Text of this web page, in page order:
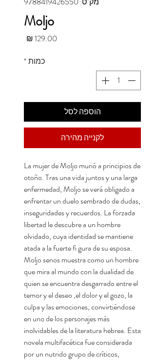
Moljo
כמות*
הוספה לסל
לקנייה מהירה
La mujer de Moljo murió a principios de
otoño. Tras una vida juntos y una larga
enfermedad, Moljo se verá obligado a
enfrentar un duelo sembrado de dudas,
inseguridades y recuerdos. La forzada
libertad le descubre a un hombre
olvidado, cuya identidad se mantiene
atada a la fuerte fi gura de su esposa.
Moljo senos muestra como un hombre
que mira al mundo con la dualidad de
quien se encuentra desgarrado entre el
temor y el deseo ,el dolor y el gozo, la
culpa y las emociones, convirtiéndose
en uno de los personajes más
inolvidables de la literatura hebrea. Esta
novela multifacética fue considerada
por un nutrido grupo de críticos,